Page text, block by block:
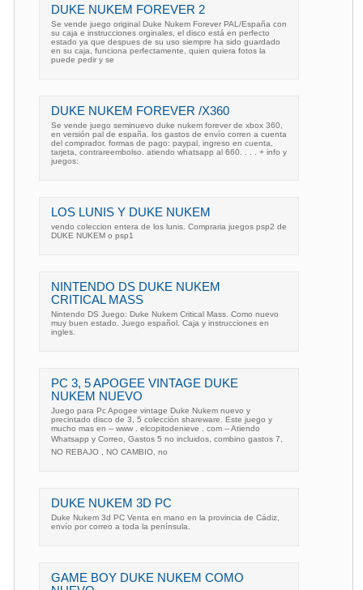
DUKE NUKEM FOREVER 2
Se vende juego original Duke Nukem Forever PAL/España con
su caja e instrucciones orginales, el disco está en perfecto
estado ya que despues de su uso siempre ha sido guardado
en su caja, funciona perfectamente, quien quiera fotos la
puede pedir y se
DUKE NUKEM FOREVER /X360
Se vende juego seminuevo duke nukem forever de xbox 360,
en versión pal de españa. los gastos de envío corren a cuenta
del comprador. formas de pago: paypal, ingreso en cuenta,
tarjeta, contrareembolso. atiendo whatsapp al 660. . . . + info y
juegos:
LOS LUNIS Y DUKE NUKEM
vendo coleccion entera de los lunis. Compraria juegos psp2 de
DUKE NUKEM o psp1
NINTENDO DS DUKE NUKEM
CRITICAL MASS
Nintendo DS Juego: Duke Nukem Critical Mass. Como nuevo
muy buen estado. Juego español. Caja y instrucciones en
ingles.
PC 3, 5 APOGEE VINTAGE DUKE
NUKEM NUEVO
Juego para Pc Apogee vintage Duke Nukem nuevo y
precintado disco de 3, 5 colección shareware. Este juego y
mucho mas en -- www . elcopitodenieve . com -- Atiendo
Whatsapp y Correo, Gastos 5 no incluidos, combino gastos 7,
NO REBAJO , NO CAMBIO, no
DUKE NUKEM 3D PC
Duke Nukem 3d PC Venta en mano en la provincia de Cádiz,
envío por correo a toda la península.
GAME BOY DUKE NUKEM COMO